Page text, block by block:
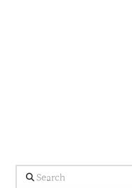
Search